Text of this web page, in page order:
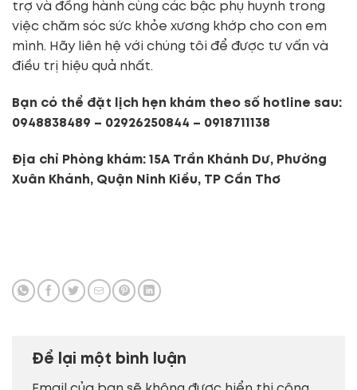
trợ và đồng hành cùng các bậc phụ huynh trong
việc chăm sóc sức khỏe xương khớp cho con em
mình. Hãy liên hệ với chúng tôi để được tư vấn và
điều trị hiệu quả nhất.
Bạn có thể đặt lịch hẹn khám theo số hotline sau:
0948838489 – 02926250844 – 0918711138
Địa chỉ Phòng khám: 15A Trần Khánh Dư, Phường
Xuân Khánh, Quận Ninh Kiều, TP Cần Thơ
Để lại một bình luận